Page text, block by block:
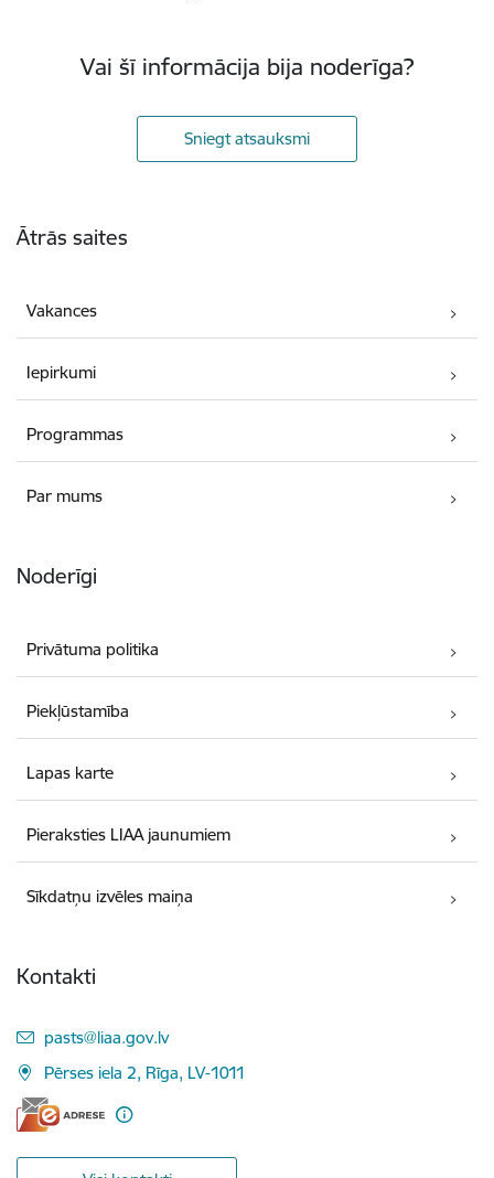
Vai šī informācija bija noderīga?
Sniegt atsauksmi
Ātrās saites
Vakances
Iepirkumi
Programmas
Par mums
Noderīgi
Privātuma politika
Piekļūstamība
Lapas karte
Pieraksties LIAA jaunumiem
Sīkdatņu izvēles maiņa
Kontakti
E-pasts:
pasts@liaa.gov.lv
Pērses iela 2, Rīga, LV-1011